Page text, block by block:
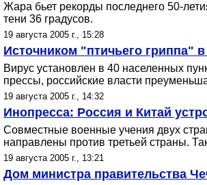
Жара бьет рекорды последнего 50-
тени 36 градусов.
19 августа 2005 г., 15:28
Источником "птичьего гриппа"
Вирус установлен в 40 населенных
прессы, российские власти
19 августа 2005 г., 14:32
Инопресса: Россия и Китай
Совместные военные учения двух
направлены против третьей страны.
19 августа 2005 г., 13:21
Дом министра правительства